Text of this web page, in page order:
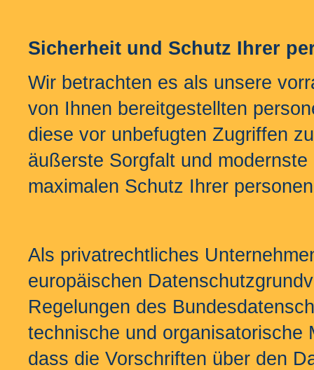
Sicherheit und Schutz Ihrer
Wir betrachten es als unsere
von Ihnen bereitgestellten
diese vor unbefugten Zugriffen
äußerste Sorgfalt und
maximalen Schutz Ihrer
Als privatrechtliches
europäischen
Regelungen des
technische und organisatorische
dass die Vorschriften über den